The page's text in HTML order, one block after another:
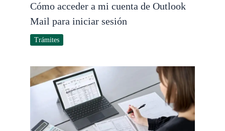
Cómo acceder a mi cuenta de Outlook
Mail para iniciar sesión
Trámites